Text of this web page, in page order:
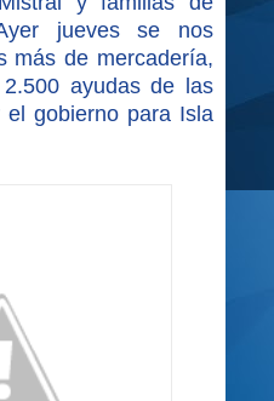
jueves se nos
más de mercadería,
ayudas de las
el gobierno para Isla